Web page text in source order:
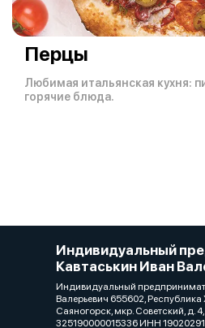
Перцы
Любимая итальянская кухня:
горячие блюда.
Индивидуальный
Кавтаськин Иван
Индивидуальный
Валерьевич 655602, Республика
Саяногорск, мкр. Советский, д.
325190000015336 ИНН